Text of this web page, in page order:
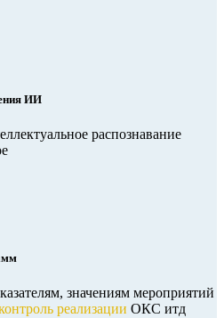
ИИ
распознавание
значениям мероприятий
реализации ОКС итд